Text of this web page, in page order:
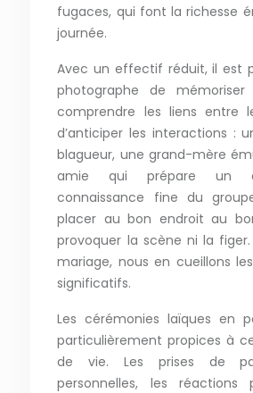
fugaces, qui font la richesse
journée.
Avec un effectif réduit, il est
photographe de
comprendre les liens entre
d’anticiper les interactions :
blagueur, une grand-mère
amie qui prépare un
connaissance fine du
placer au bon endroit au
provoquer la scène ni la
mariage, nous en cueillons
significatifs.
Les cérémonies laïques en
particulièrement propices à
de vie. Les prises de
personnelles, les réactions